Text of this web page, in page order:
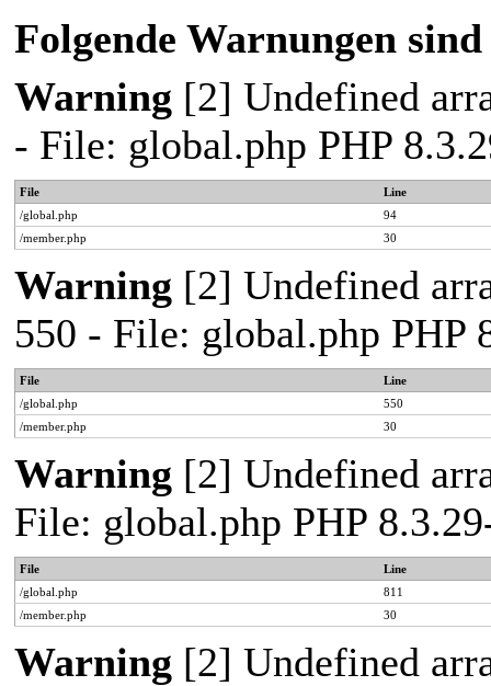
Folgende Warnungen
Warning [2] Undefined
- File: global.php PHP
File
Line
/global.php
94
/member.php
30
Warning [2] Undefined
550 - File: global.php PHP
File
Line
/global.php
550
/member.php
30
Warning [2] Undefined
File: global.php PHP
File
Line
/global.php
811
/member.php
30
Warning [2] Undefined